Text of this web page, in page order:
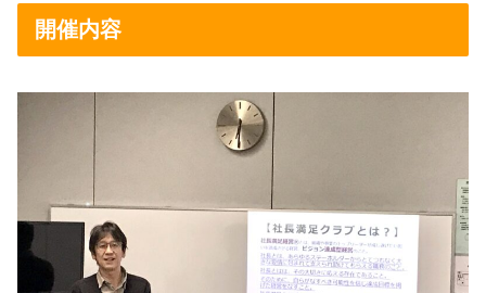
開催内容